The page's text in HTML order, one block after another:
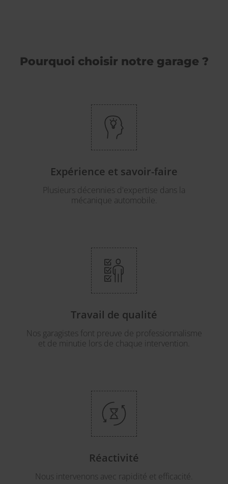
Pourquoi choisir notre garage ?
Expérience et savoir-faire
Plusieurs décennies d'expertise dans la
mécanique automobile.
Travail de qualité
Nos garagistes font preuve de professionnalisme
et de minutie lors de chaque intervention.
Réactivité
Nous intervenons avec rapidité et efficacité.